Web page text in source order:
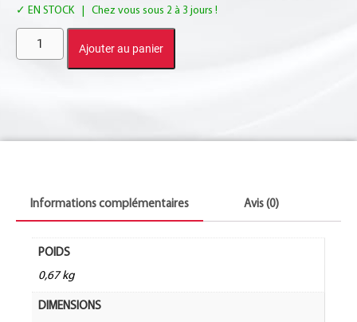
EN STOCK
Ajouter au panier
Informations complémentaires Avis (0)
POIDS
0,67 kg
DIMENSIONS